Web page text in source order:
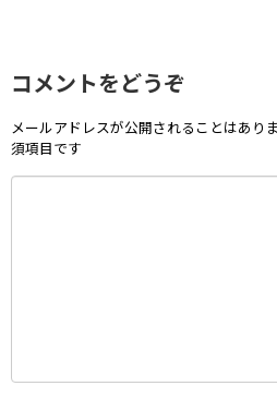
コメントをどうぞ
メールアドレスが公開されることはありま
須項目です